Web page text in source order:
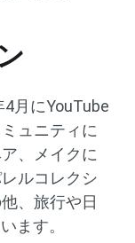
月にYouTube
ュニティに
、メイクに
ルコレクシ
、旅行や日
ます。